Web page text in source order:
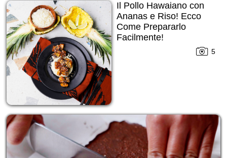
Il Pollo Hawaiano con
Ananas e Riso! Ecco
Come Prepararlo
Facilmente!
5